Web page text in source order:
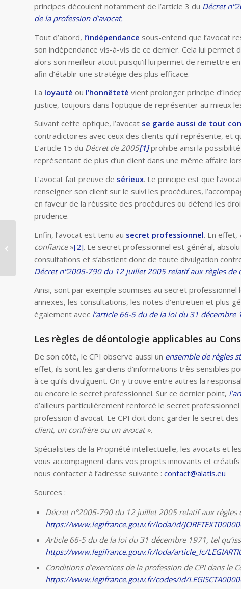
principes découlent notamment de l’article 3 du Décret
de la profession d’avocat.
Tout d’abord, l’indépendance sous-entend que l’avocat
son indépendance vis-à-vis de ce dernier. Cela lui permet
alors son meilleur atout puisqu’il lui permet de remettre
afin d’établir une stratégie des plus efficace.
La loyauté ou l’honnêteté vient prolonger principe
justice, toujours dans l’optique de représenter au mieux
Suivant cette optique, l’avocat se garde aussi de tout
contradictoires avec ceux des clients qu’il représente, et
L’article 15 du Décret de 2005[1] prohibe ainsi la
représentant de plus d’un client dans une même affaire
L’avocat fait preuve de sérieux. Le principe est que
renseigner son client sur le suivi les procédures,
en faveur de la réussite des procédures ou défend les
prudence.
Enfin, l’avocat est tenu au secret professionnel. En effet,
confiance»[2]. Le secret professionnel est général,
consultations et s’abstient donc de toute divulgation
Décret n°2005-790 du 12 juillet 2005 relatif aux règles de
Ainsi, sont par exemple soumises au secret
annexes, les consultations, les notes d’entretien et plus
également avec l’article 66-5 du de la loi du 31
Les règles de déontologie applicables au
De son côté, le CPI observe aussi un ensemble de règles
effet, ils sont les gardiens d’informations très sensibles
à ce qu’ils divulguent. On y trouve entre autres la
ou encore le secret professionnel. Sur ce dernier point,
d’ailleurs particulièrement renforcé le secret
profession d’avocat. Le CPI doit donc garder le secret des
client, un confrère ou un avocat ».
Spécialistes de la Propriété intellectuelle, les avocats et
vous accompagnent dans vos projets innovants et
nous contacter à l’adresse suivante : contact@alatis.eu
Sources :
Décret n°2005-790 du 12 juillet 2005 relatif aux règles
https://www.legifrance.gouv.fr/loda/id/
Article 66-5 du de la loi du 31 décembre 1971, tel
https://www.legifrance.gouv.fr/loda/article_lc/
Conditions d’exercices de la profession de CPI dans le
https://www.legifrance.gouv.fr/codes/id/
Prolongation de l’aide
à l’export – Prestation
de propriété...